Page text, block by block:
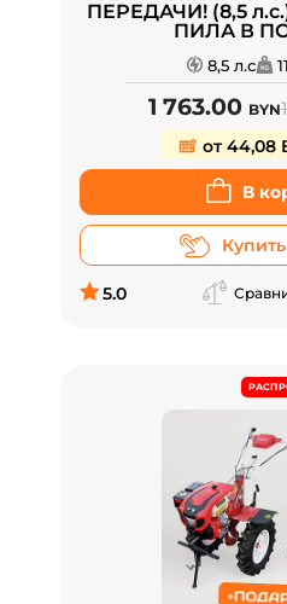
ПЕРЕДАЧИ! (8,5
ПИЛА В
8,5 л.с
1 763.00 BYN
от 44,08
В
5.0